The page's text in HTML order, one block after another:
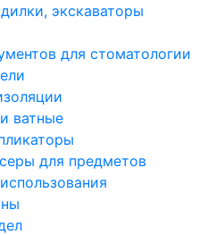
экскаваторы
для стоматологии
ватные
для предметов